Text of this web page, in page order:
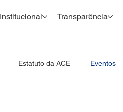
Institucional Transparência
Estatuto da ACE Eventos